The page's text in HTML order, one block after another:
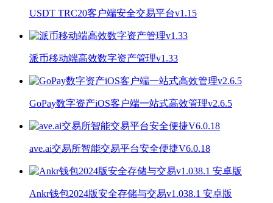
USDT TRC20客户端安全交易平台v1.15
派币移动端高效数字资产管理v1.33
GoPay数字资产iOS客户端一站式高效管理v2.6.5
ave.ai交易所智能交易平台安全便捷V6.0.18
Ankr钱包2024版安全存储与交易v1.038.1 安卓版